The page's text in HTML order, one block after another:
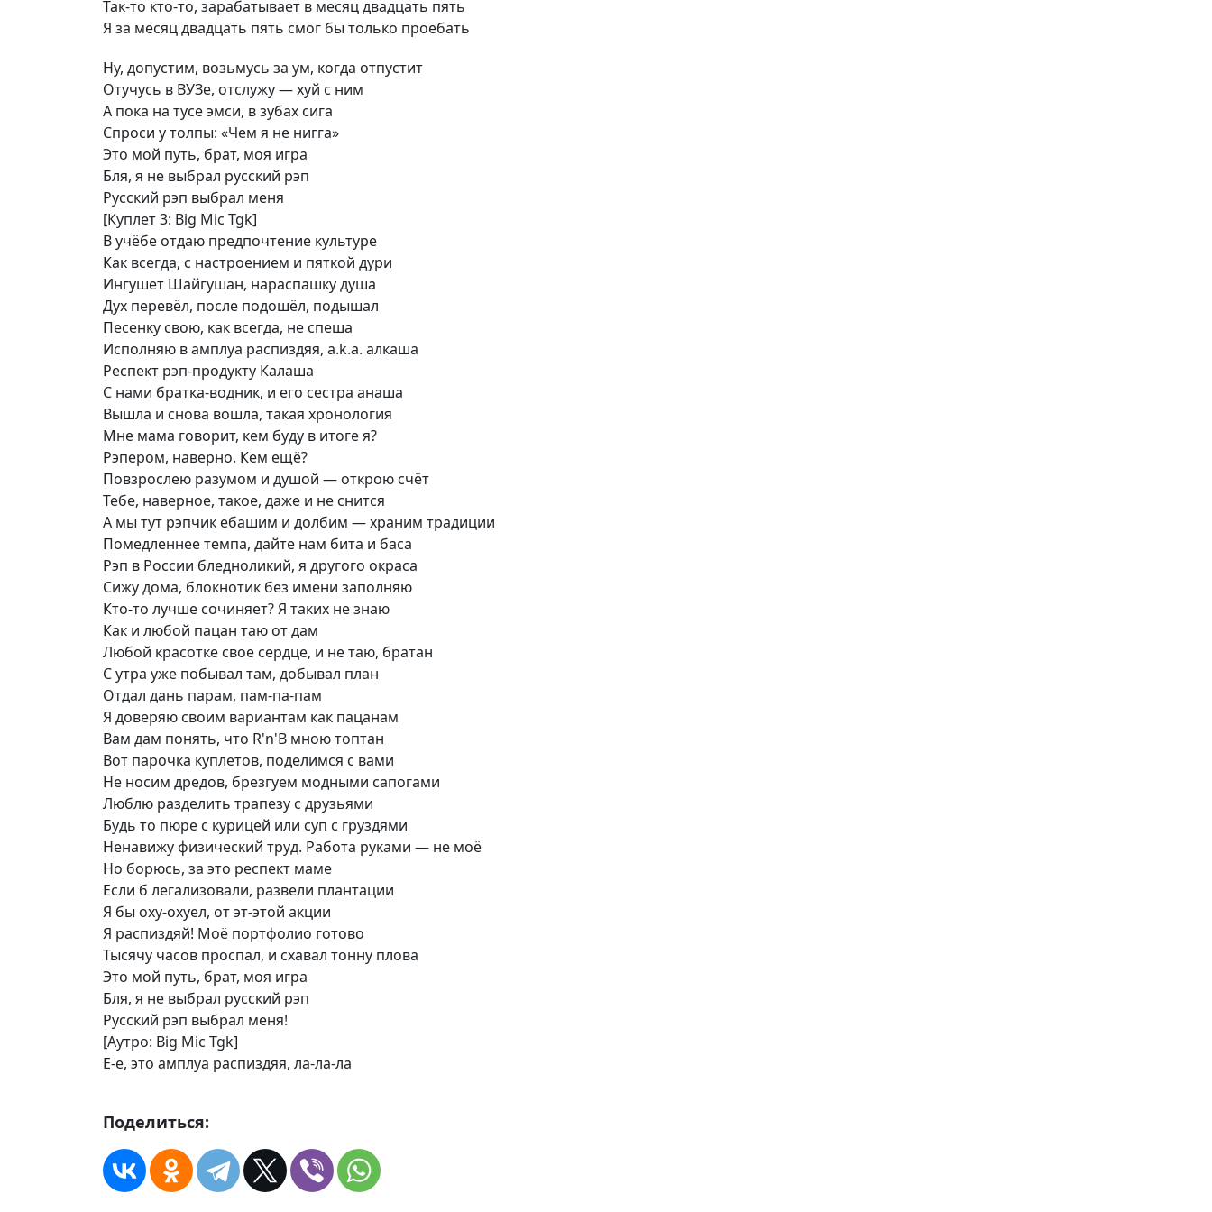
Так-то кто-то, зарабатывает в месяц двадцать пять
Я за месяц двадцать пять смог бы только проебать
Ну, допустим, возьмусь за ум, когда отпустит
Отучусь в ВУЗе, отслужу — хуй с ним
А пока на тусе эмси, в зубах сига
Спроси у толпы: «Чем я не нигга»
Это мой путь, брат, моя игра
Бля, я не выбрал русский рэп
Русский рэп выбрал меня
[Куплет 3: Big Mic Tgk]
В учёбе отдаю предпочтение культуре
Как всегда, с настроением и пяткой дури
Ингушет Шайгушан, нараспашку душа
Дух перевёл, после подошёл, подышал
Песенку свою, как всегда, не спеша
Исполняю в амплуа распиздяя, a.k.a. алкаша
Респект рэп-продукту Калаша
С нами братка-водник, и его сестра анаша
Вышла и снова вошла, такая хронология
Мне мама говорит, кем буду в итоге я?
Рэпером, наверно. Кем ещё?
Повзрослею разумом и душой — открою счёт
Тебе, наверное, такое, даже и не снится
А мы тут рэпчик ебашим и долбим — храним традиции
Помедленнее темпа, дайте нам бита и баса
Рэп в России бледноликий, я другого окраса
Сижу дома, блокнотик без имени заполняю
Кто-то лучше сочиняет? Я таких не знаю
Как и любой пацан таю от дам
Любой красотке свое сердце, и не таю, братан
С утра уже побывал там, добывал план
Отдал дань парам, пам-па-пам
Я доверяю своим вариантам как пацанам
Вам дам понять, что R'n'B мною топтан
Вот парочка куплетов, поделимся с вами
Не носим дредов, брезгуем модными сапогами
Люблю разделить трапезу с друзьями
Будь то пюре с курицей или суп с груздями
Ненавижу физический труд. Работа руками — не моё
Но борюсь, за это респект маме
Если б легализовали, развели плантации
Я бы оху-охуел, от эт-этой акции
Я распиздяй! Моё портфолио готово
Тысячу часов проспал, и схавал тонну плова
Это мой путь, брат, моя игра
Бля, я не выбрал русский рэп
Русский рэп выбрал меня!
[Аутро: Big Mic Tgk]
Е-е, это амплуа распиздяя, ла-ла-ла
Поделиться: